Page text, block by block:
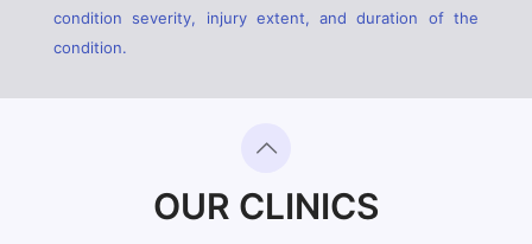
condition severity, injury extent, and duration of the
condition.
OUR CLINICS